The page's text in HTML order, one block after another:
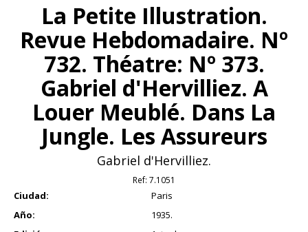
La Petite Illustration.
Revue Hebdomadaire. Nº
732. Théatre: Nº 373.
Gabriel d'Hervilliez. A
Louer Meublé. Dans La
Jungle. Les Assureurs
Gabriel d'Hervilliez.
Ref: 7.1051
Ciudad:
Paris
Año:
1935.